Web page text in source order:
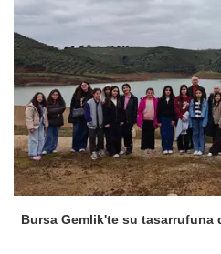
Bursa Gemlik'te su tasarrufuna